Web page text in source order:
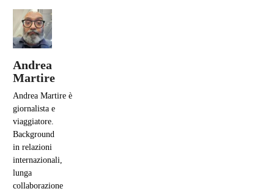
Andrea
Martire
Andrea Martire è
giornalista e
viaggiatore.
Background
in relazioni
internazionali,
lunga
collaborazione